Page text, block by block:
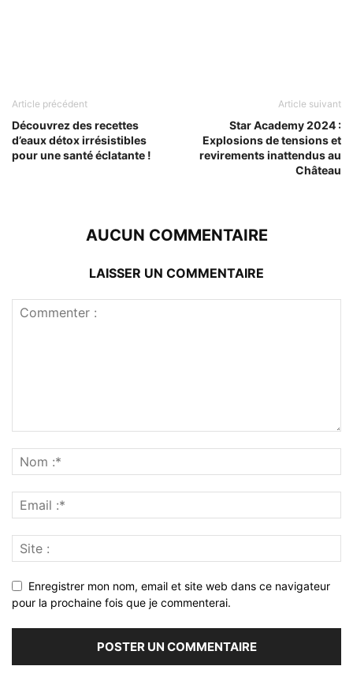
Article précédent
Découvrez des recettes
d’eaux détox irrésistibles
pour une santé éclatante !
Article suivant
Star Academy 2024 :
Explosions de tensions et
revirements inattendus au
Château
AUCUN COMMENTAIRE
LAISSER UN COMMENTAIRE
Enregistrer mon nom, email et site web dans ce navigateur
pour la prochaine fois que je commenterai.